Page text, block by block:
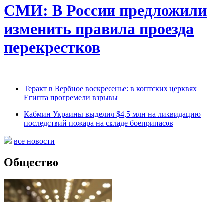
СМИ: В России предложили
изменить правила проезда
перекрестков
Теракт в Вербное воскресенье: в коптских церквях
Египта прогремели взрывы
Кабмин Украины выделил $4,5 млн на ликвидацию
последствий пожара на складе боеприпасов
все новости
Общество